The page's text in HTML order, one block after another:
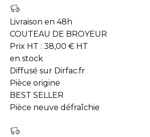
Livraison en 48h
COUTEAU DE BROYEUR
Prix HT : 38,00 € HT
en stock
Diffusé sur Dirfac.fr
Pièce origine
BEST SELLER
Pièce neuve défraîchie